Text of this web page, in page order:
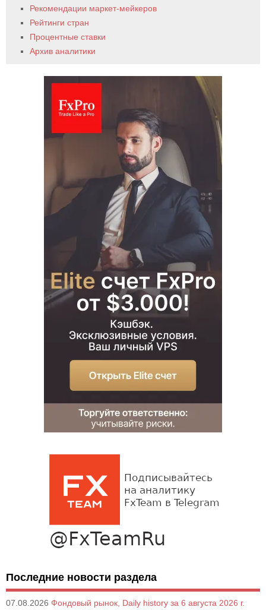
Рекомендации маркет-мейкеров
Рейтинги стран
Процентные ставки
Архив аналитики
Последние новости раздела
07.08.2026 Фондовый рынок, Daily history за 6 августа 2026 г.